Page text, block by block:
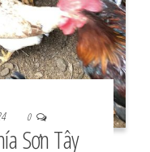
0
Sơn Tây